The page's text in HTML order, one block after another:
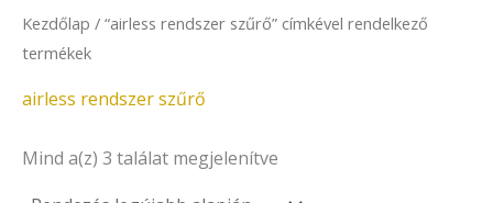
Kezdőlap / “airless rendszer szűrő” címkével rendelkező
termékek
airless rendszer szűrő
Mind a(z) 3 találat megjelenítve